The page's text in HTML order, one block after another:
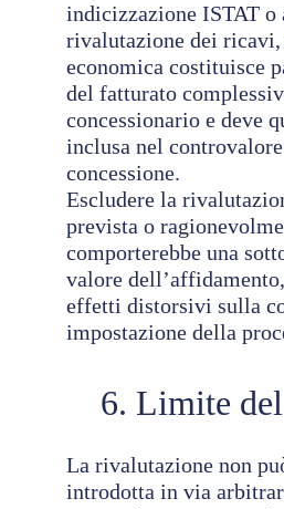
indicizzazione ISTAT
rivalutazione dei
economica costituisce
del fatturato
concessionario e deve
inclusa nel
concessione.
Escludere la
prevista o
comporterebbe una
valore
effetti distorsivi sulla
impostazione della
6. Limite
La rivalutazione non
introdotta in via